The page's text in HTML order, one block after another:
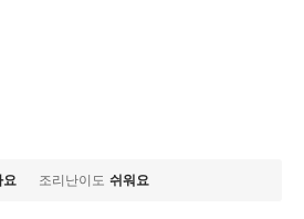
요 조리난이도 쉬워요